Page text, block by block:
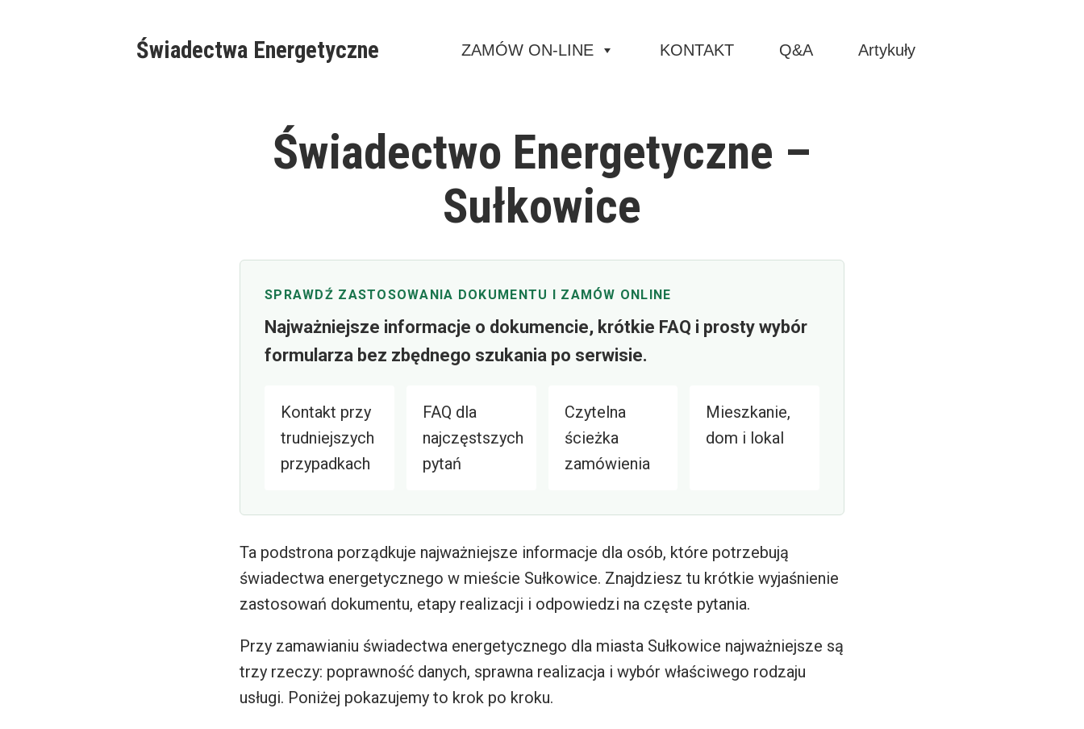
Świadectwa Energetyczne ZAMÓW ON-LINE KONTAKT Q&A Artykuły
Świadectwo Energetyczne –
Sułkowice
SPRAWDŹ ZASTOSOWANIA DOKUMENTU I ZAMÓW ONLINE
Najważniejsze informacje o dokumencie, krótkie FAQ i prosty wybór
formularza bez zbędnego szukania po serwisie.
Kontakt przy
trudniejszych
przypadkach
FAQ dla
najczęstszych
pytań
Czytelna
ścieżka
zamówienia
Mieszkanie,
dom i lokal
Ta podstrona porządkuje najważniejsze informacje dla osób, które potrzebują
świadectwa energetycznego w mieście Sułkowice. Znajdziesz tu krótkie wyjaśnienie
zastosowań dokumentu, etapy realizacji i odpowiedzi na częste pytania.
Przy zamawianiu świadectwa energetycznego dla miasta Sułkowice najważniejsze są
trzy rzeczy: poprawność danych, sprawna realizacja i wybór właściwego rodzaju
usługi. Poniżej pokazujemy to krok po kroku.